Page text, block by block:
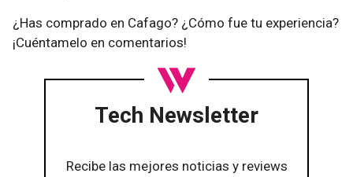
¿Has comprado en Cafago? ¿Cómo fue tu experiencia?
¡Cuéntamelo en comentarios!
Tech Newsletter
Recibe las mejores noticias y reviews